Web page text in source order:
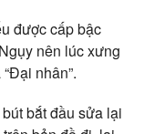
được cấp bậc
nên lúc xưng
nhân”.
bắt đầu sửa lại